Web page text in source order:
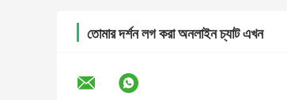
তোমার দর্শন লগ করা অনলাইন চ্যাট এখন